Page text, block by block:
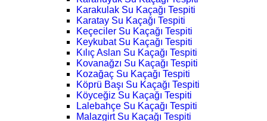
Karakulak Su Kaçağı Tespiti
Karatay Su Kaçağı Tespiti
Keçeciler Su Kaçağı Tespiti
Keykubat Su Kaçağı Tespiti
Kılıç Aslan Su Kaçağı Tespiti
Kovanağzı Su Kaçağı Tespiti
Kozağaç Su Kaçağı Tespiti
Köprü Başı Su Kaçağı Tespiti
Köyceğiz Su Kaçağı Tespiti
Lalebahçe Su Kaçağı Tespiti
Malazgirt Su Kaçağı Tespiti